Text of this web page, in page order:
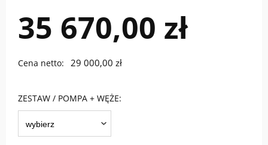
35 670,00 zł
Cena netto: 29 000,00 zł
ZESTAW / POMPA + WĘŻE: